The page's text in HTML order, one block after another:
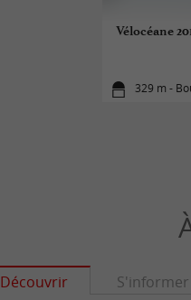
Vélocéane
329 m -
Découvrir S'informer